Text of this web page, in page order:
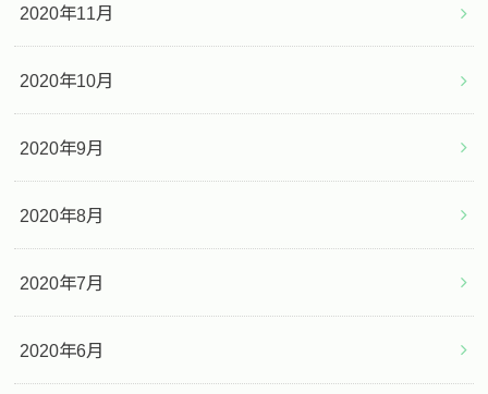
2020年11月
2020年10月
2020年9月
2020年8月
2020年7月
2020年6月